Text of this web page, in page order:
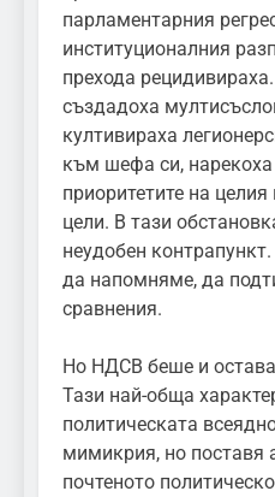
парламентарния
институционалния
прехода
създадоха
култивираха
към шефа си,
приоритетите на
цели. В тази
неудобен
да напомняме, да
сравнения.
Но НДСВ беше и
Тази най-обща
политическата
мимикрия, но поставя
почтеното